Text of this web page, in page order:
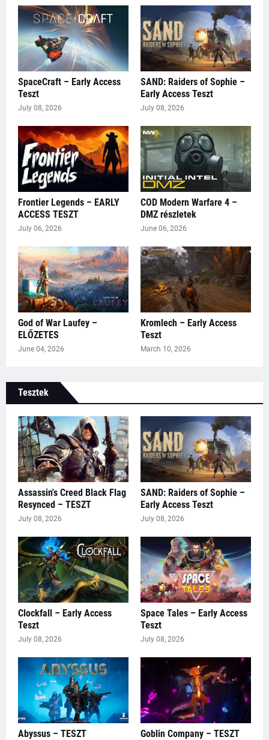
SpaceCraft – Early Access
Teszt
July 08, 2026
SAND: Raiders of Sophie –
Early Access Teszt
July 08, 2026
Frontier Legends – EARLY
ACCESS TESZT
July 06, 2026
COD Modern Warfare 4 –
DMZ részletek
June 06, 2026
God of War Laufey –
ELŐZETES
June 04, 2026
Kromlech – Early Access
Teszt
March 10, 2026
Tesztek
Assassin's Creed Black Flag
Resynced – TESZT
July 08, 2026
SAND: Raiders of Sophie –
Early Access Teszt
July 08, 2026
Clockfall – Early Access
Teszt
July 08, 2026
Space Tales – Early Access
Teszt
July 08, 2026
Abyssus – TESZT Goblin Company – TESZT